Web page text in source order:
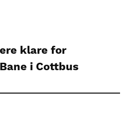
klare for
i Cottbus